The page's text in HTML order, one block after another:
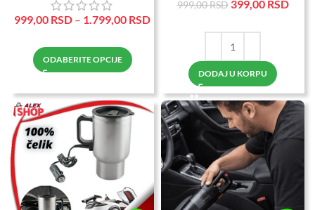
999,00 RSD – 1.799,00 RSD
ODABERITE OPCIJE
999,00RSD 399,00 RSD
DODAJ U KORPU